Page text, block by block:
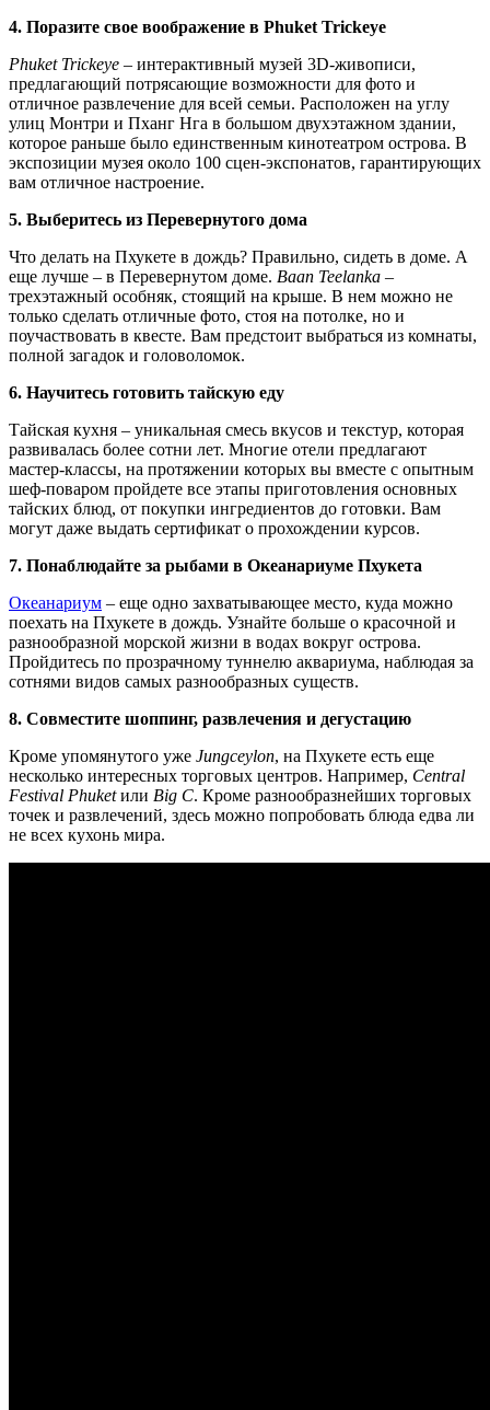
4. Поразите свое воображение в Phuket Trickeye
Phuket Trickeye – интерактивный музей 3D-живописи,
предлагающий потрясающие возможности для фото и
отличное развлечение для всей семьи. Расположен на углу
улиц Монтри и Пханг Нга в большом двухэтажном здании,
которое раньше было единственным кинотеатром острова. В
экспозиции музея около 100 сцен-экспонатов, гарантирующих
вам отличное настроение.
5. Выберитесь из Перевернутого дома
Что делать на Пхукете в дождь? Правильно, сидеть в доме. А
еще лучше – в Перевернутом доме. Baan Teelanka –
трехэтажный особняк, стоящий на крыше. В нем можно не
только сделать отличные фото, стоя на потолке, но и
поучаствовать в квесте. Вам предстоит выбраться из комнаты,
полной загадок и головоломок.
6. Научитесь готовить тайскую еду
Тайская кухня – уникальная смесь вкусов и текстур, которая
развивалась более сотни лет. Многие отели предлагают
мастер-классы, на протяжении которых вы вместе с опытным
шеф-поваром пройдете все этапы приготовления основных
тайских блюд, от покупки ингредиентов до готовки. Вам
могут даже выдать сертификат о прохождении курсов.
7. Понаблюдайте за рыбами в Океанариуме Пхукета
Океанариум – еще одно захватывающее место, куда можно
поехать на Пхукете в дождь. Узнайте больше о красочной и
разнообразной морской жизни в водах вокруг острова.
Пройдитесь по прозрачному туннелю аквариума, наблюдая за
сотнями видов самых разнообразных существ.
8. Совместите шоппинг, развлечения и дегустацию
Кроме упомянутого уже Jungceylon, на Пхукете есть еще
несколько интересных торговых центров. Например, Central
Festival Phuketили Big C. Кроме разнообразнейших торговых
точек и развлечений, здесь можно попробовать блюда едва ли
не всех кухонь мира.